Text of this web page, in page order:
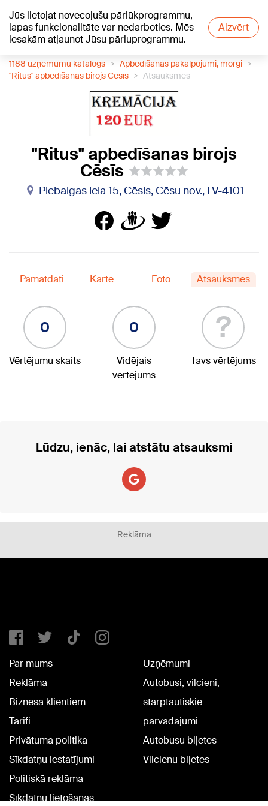
Jūs lietojat novecojušu pārlūkprogrammu,
lapas funkcionalitāte var nedarboties. Mēs
iesakām atjaunot Jūsu pārluprogrammu.
Aizvērt
+21°C
1188 uzņēmumu katalogs
Apbedīšanas pakalpojumi, morgi
"Ritus" apbedīšanas birojs Cēsīs
Atsauksmes
"Ritus" apbedīšanas birojs
Cēsīs
Piebalgas iela 15, Cēsis, Cēsu nov., LV-4101
Pamatdati Karte Foto Atsauksmes
0
Vērtējumu skaits
0
Vidējais
vērtējums
?
Tavs vērtējums
Lūdzu, ienāc, lai atstātu atsauksmi
Reklāma
Par mums
Reklāma
Biznesa klientiem
Tarifi
Privātuma politika
Sīkdatņu iestatījumi
Politiskā reklāma
Sīkdatņu lietošanas
Uzņēmumi
Autobusi, vilcieni,
starptautiskie
pārvadājumi
Autobusu biļetes
Vilcienu biļetes